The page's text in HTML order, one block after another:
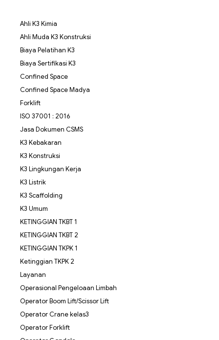
Ahli K3 Kimia
Ahli Muda K3 Konstruksi
Biaya Pelatihan K3
Biaya Sertifikasi K3
Confined Space
Confined Space Madya
Forklift
ISO 37001 : 2016
Jasa Dokumen CSMS
K3 Kebakaran
K3 Konstruksi
K3 Lingkungan Kerja
K3 Listrik
K3 Scaffolding
K3 Umum
KETINGGIAN TKBT 1
KETINGGIAN TKBT 2
KETINGGIAN TKPK 1
Ketinggian TKPK 2
Layanan
Operasional Pengeloaan Limbah
Operator Boom Lift/Scissor Lift
Operator Crane kelas3
Operator Forklift